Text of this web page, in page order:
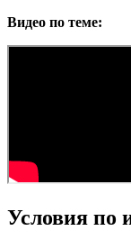
Видео по теме:
Условия по